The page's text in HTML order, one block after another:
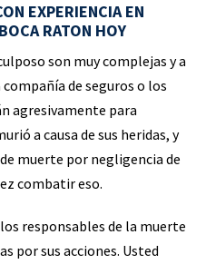
EXPERIENCIA EN
RATON HOY
son muy complejas y a
de seguros o los
agresivamente para
a causa de sus heridas, y
muerte por negligencia de
combatir eso.
responsables de la muerte
por sus acciones. Usted